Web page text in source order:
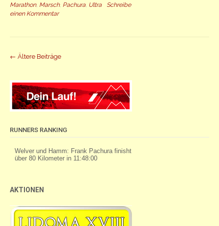
Marathon, Marsch, Pachura Ultra
Schreibe
einen Kommentar
Beiträge
← Ältere Beiträge
RUNNERS RANKING
AKTIONEN